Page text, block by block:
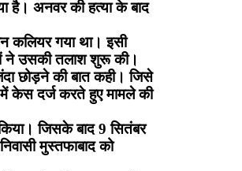
है। अनवर की हत्या के बाद
कलियर गया था। इसी
ने उसकी तलाश शुरू की।
छोड़ने की बात कही। जिसे
केस दर्ज करते हुए मामले की
जिसके बाद 9 सितंबर
मुस्तफाबाद को